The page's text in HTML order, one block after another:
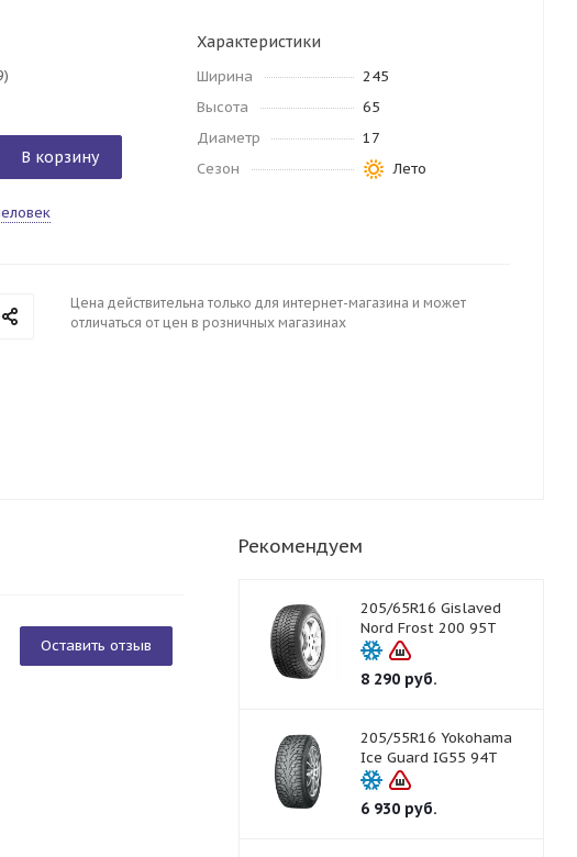
В корзину
Характеристики
Ширина
245
Высота
65
Диаметр
17
Сезон
Лето
Цена действительна только для интернет-магазина и может
отличаться от цен в розничных магазинах
Оставить отзыв
Рекомендуем
205/65R16 Gislaved
Nord Frost 200 95T
8 290руб.
205/55R16 Yokohama
Ice Guard IG55 94T
6 930руб.